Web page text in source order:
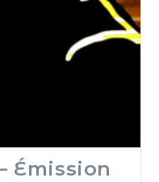
Émission